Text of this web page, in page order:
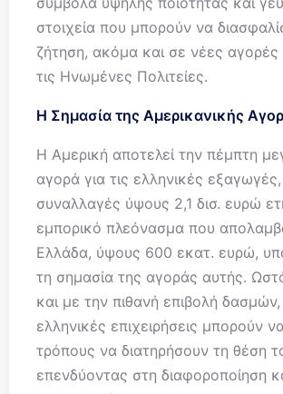
στοιχεία που μπορούν να
ζήτηση, ακόμα και σε νέες
τις Ηνωμένες Πολιτείες.
Η Σημασία της Αμερικανικής
Η Αμερική αποτελεί την πέμπτη
αγορά για τις ελληνικές
συναλλαγές ύψους 2,1 δισ. ευρώ
εμπορικό πλεόνασμα που
Ελλάδα, ύψους 600 εκατ. ευρώ,
τη σημασία της αγοράς αυτής.
και με την πιθανή επιβολή δασμών,
ελληνικές επιχειρήσεις μπορούν
τρόπους να διατηρήσουν τη θέση
επενδύοντας στη διαφοροποίηση